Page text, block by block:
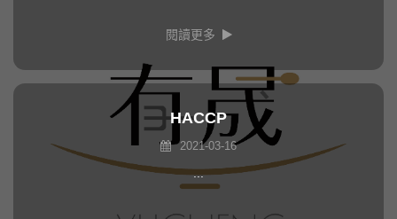
閱讀更多
HACCP
2021-03-16
...